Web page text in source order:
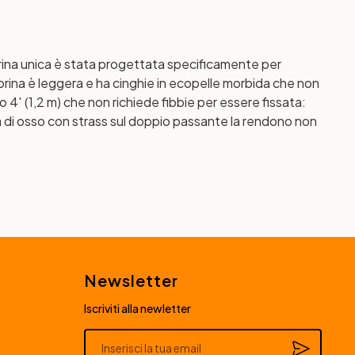
unica è stata progettata specificamente per
è leggera e ha cinghie in ecopelle morbida che non
(1,2 m) che non richiede fibbie per essere fissata:
osso con strass sul doppio passante la rendono non
Newsletter
Iscriviti alla newletter